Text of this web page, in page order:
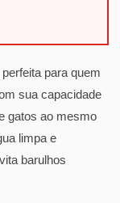
para quem
sua capacidade
gatos ao mesmo
limpa e
barulhos